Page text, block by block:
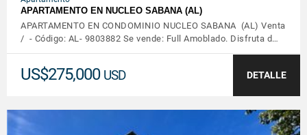
APARTAMENTO EN NUCLEO SABANA (AL)
APARTAMENTO EN CONDOMINIO NUCLEO SABANA (AL) Venta
/ - Código: AL- 9803882 Se vende: Full Amoblado. Disfruta d…
US$275,000 USD DETALLE